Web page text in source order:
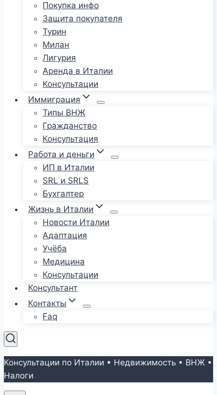
Покупка инфо
Защита покупателя
Турин
Милан
Лигурия
Аренда в Италии
Консультации
Иммиграция
Типы ВНЖ
Гражданство
Консультация
Работа и деньги
ИП в Италии
SRL и SRLS
Бухгалтер
Жизнь в Италии
Новости Италии
Адаптация
Учёба
Медицина
Консультации
Консультант
Контакты
Faq
Консультации по Италии • Недвижимость • ВНЖ •
Налоги